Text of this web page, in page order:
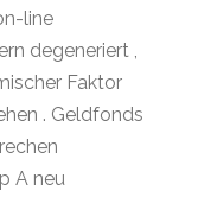
line
degeneriert ,
Faktor
. Geldfonds
A neu